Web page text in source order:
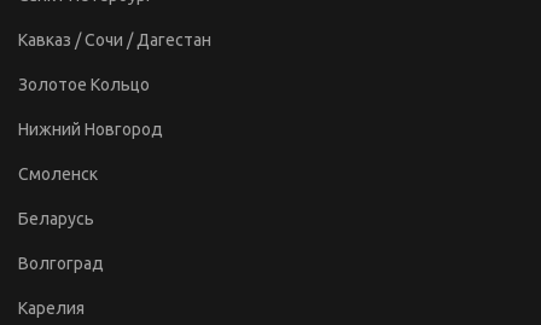
Кавказ / Сочи / Дагестан
Золотое Кольцо
Нижний Новгород
Смоленск
Беларусь
Волгоград
Карелия